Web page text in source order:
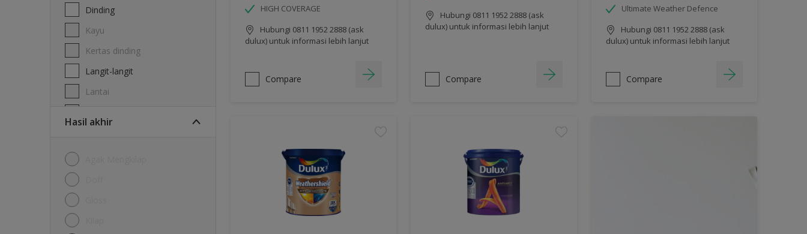
Dinding
Kayu
Kertas dinding
Langit-langit
Lantai
Hasil akhir
HIGH COVERAGE
Hubungi 0811 1952 2888 (ask
dulux) untuk informasi lebih lanjut
Compare
Hubungi 0811 1952 2888 (ask
dulux) untuk informasi lebih lanjut
Compare
Ultimate Weather Defence
Hubungi 0811 1952 2888 (ask
dulux) untuk informasi lebih lanjut
Compare